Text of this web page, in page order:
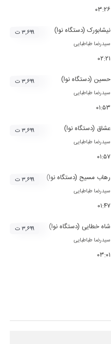
۰۳:۲۶
نیشابورک (دستگاه نوا)
سیدرضا طباطبایی
۰۲:۲۱
۳,۶۹۹ ت
حسین (دستگاه نوا)
سیدرضا طباطبایی
۰۱:۵۳
۳,۶۹۹ ت
عشاق (دستگاه نوا)
سیدرضا طباطبایی
۰۱:۵۷
۳,۶۹۹ ت
رهاب مسیح (دستگاه نوا)
سیدرضا طباطبایی
۰۱:۴۷
۳,۶۹۹ ت
شاه خطایی (دستگاه نوا)
سیدرضا طباطبایی
۰۳:۰۱
۳,۶۹۹ ت